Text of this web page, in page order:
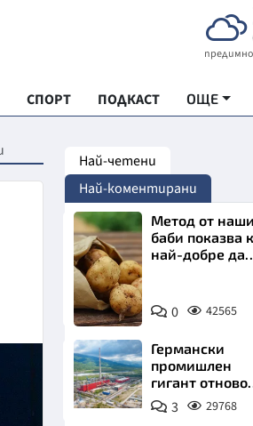
СПОРТ ПОДКАСТ ОЩЕ
"ЧУДЕСАТА НА БЪЛГАРИЯ"
ХРАНА
ИКОНОМИКА
Най-четени
Най-коментирани
Снимка:
Пиксабей
Метод от
баби показва
най-добре да
0 42565
Германски
промишлен
гигант отново
позлатява наш
град
3 29768